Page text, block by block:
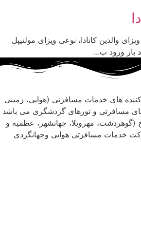
والدین کانادا، نوعی ویزای مولتیپل
بار ورود ب...
کننده های خدمات مسافرتی (هوایی، زمینی
مسافرتی و تورهای گردشگری می باشد
مهرویلا، جهانشهر، عظمیه و
خدمات مسافرتی هوایی وجهانگردی